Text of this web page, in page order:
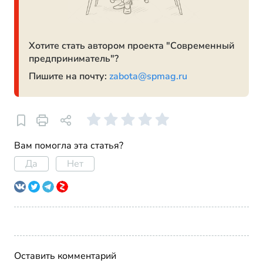
Хотите стать автором проекта "Современный
предприниматель"?
Пишите на почту: zabota@spmag.ru
Вам помогла эта статья?
Да
Нет
Оставить комментарий